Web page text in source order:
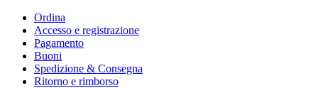
Ordina
Accesso e registrazione
Pagamento
Buoni
Spedizione & Consegna
Ritorno e rimborso